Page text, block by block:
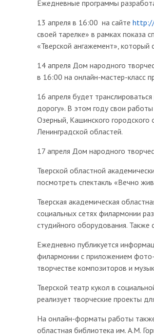
Ежедневные программы
13 апреля в 16:00 на сайте
своей тарелке» в рамках показа
«Тверской ангажемент», который
14 апреля Дом народного
в 16:00 на онлайн-мастер-класс
16 апреля будет
дорогу». В этом году свои
Озерный, Кашинского городского
Ленинградской областей.
17 апреля Дом народного
Тверской областной
посмотреть спектакль «Вечно
Тверская академическая
социальных сетях филармонии
студийного оборудования.
Ежедневно публикуется
филармонии с приложением
творчестве композиторов и
Тверской театр кукол в
реализует творческие проекты
На онлайн-форматы работы также
областная библиотека им. А.М.